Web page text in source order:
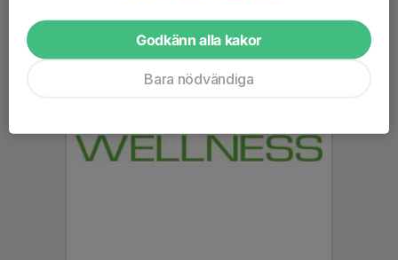
Godkänn alla kakor
Bara nödvändiga